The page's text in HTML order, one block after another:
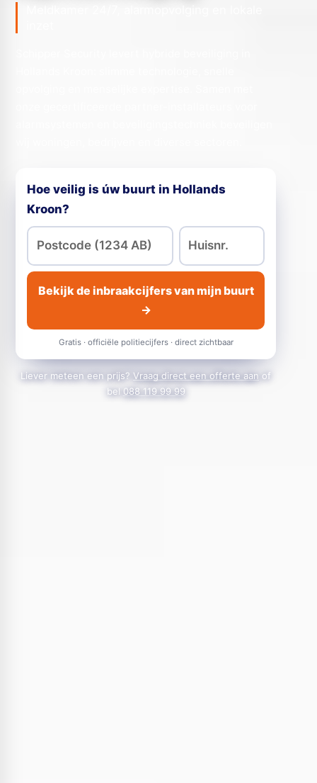
Hoe veilig is úw buurt in Hollands
Kroon?
Bekijk de inbraakcijfers van mijn buurt
→
Gratis · officiële politiecijfers · direct zichtbaar
Liever meteen een prijs? Vraag direct een offerte aan of
bel 088 119 99 99